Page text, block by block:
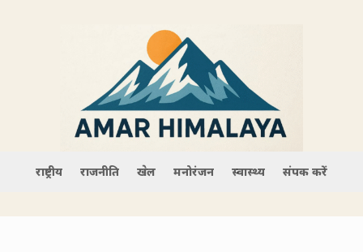
राष्ट्रीय राजनीति खेल मनोरंजन स्वास्थ्य संपर्क करें